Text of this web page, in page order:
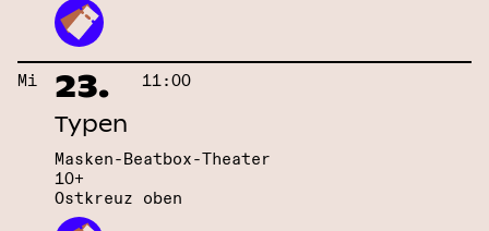
Mi 23. 11:00
Typen
Masken-Beatbox-Theater
10+
Ostkreuz oben